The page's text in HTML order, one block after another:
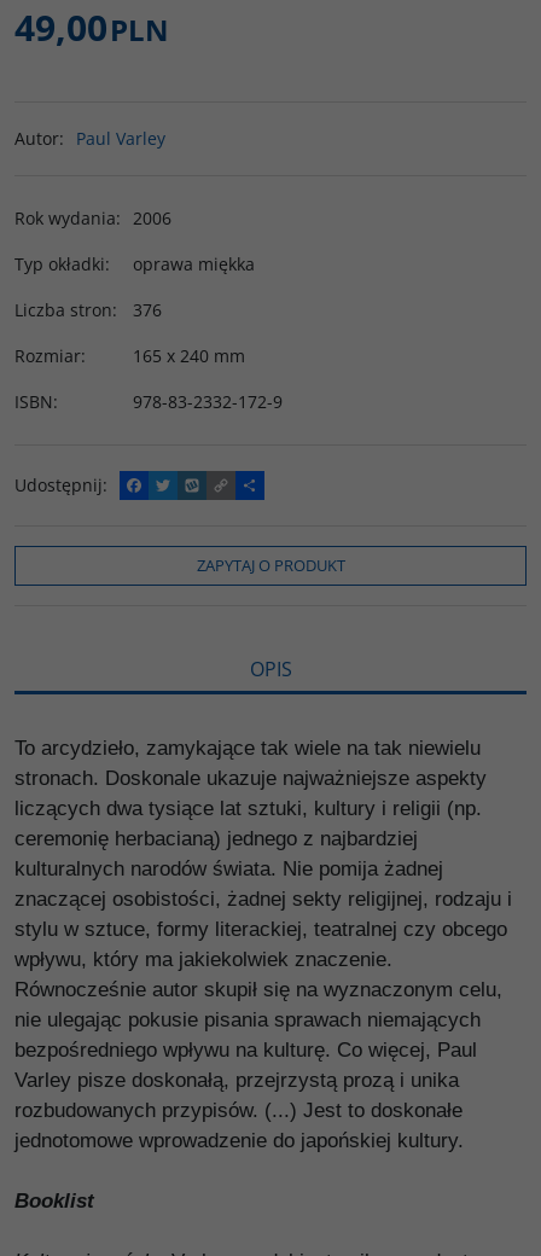
49,00PLN
Autor: Paul Varley
Rok wydania: 2006
Typ okładki:
oprawa miękka
Liczba stron:
376
Rozmiar:
165 x 240 mm
ISBN: 978-83-2332-172-9
Udostępnij:
F
a
e
o
T
w
t
e
W
y
o
p
C
o
y
L
i
P
o
z
i
e
ę
ZAPYTAJ O PRODUKT
OPIS
To arcydzieło, zamykające tak wiele na tak niewielu
stronach. Doskonale ukazuje najważniejsze aspekty
liczących dwa tysiące lat sztuki, kultury i religii (np.
ceremonię herbacianą) jednego z najbardziej
kulturalnych narodów świata. Nie pomija żadnej
znaczącej osobistości, żadnej sekty religijnej, rodzaju i
stylu w sztuce, formy literackiej, teatralnej czy obcego
wpływu, który ma jakiekolwiek znaczenie.
Równocześnie autor skupił się na wyznaczonym celu,
nie ulegając pokusie pisania sprawach niemających
bezpośredniego wpływu na kulturę. Co więcej, Paul
Varley pisze doskonałą, przejrzystą prozą i unika
rozbudowanych przypisów. (...) Jest to doskonałe
jednotomowe wprowadzenie do japońskiej kultury.
Booklist